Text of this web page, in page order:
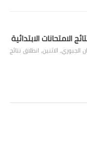
الامتحانات الابتدائية
الاثنين، انطلاق نتائج